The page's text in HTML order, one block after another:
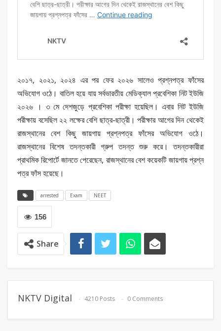
২০১৭, ২০২১, ২০২৪ এর পর ফের ২০২৬ সালেও প্রশ্নপত্র ফাঁসের
অভিযোগ ওঠে। বাতিল হয়ে যায় সর্বভারতীয় মেডিক্যাল প্রবেশিকা নিট ইউজি
২০২৬ । ৩ মে দেশজুড়ে প্রবেশিকা পরীক্ষা হয়েছিল। এবার নিট ইউজি
পরীক্ষায় বসেছিল ২২ লক্ষের বেশি ছাত্র-ছাত্রী। পরীক্ষার আগের দিন থেকেই
রাজস্থানের বেশ কিছু জায়গায় প্রশ্নপত্র ফাঁসের অভিযোগ ওঠে।
রাজস্থানের বিশেষ তদন্তকারী গ্রুপ তদন্ত শুরু করে। তদন্তকারীরা
প্রাথমিক রিপোর্টে জানতে পেরেছেন, রাজস্থানের বেশ কয়েকটি জায়গায় প্রশ্ন
পত্র ফাঁস হয়েছে।
arrested Exam NEET
156
Share
NKTV Digital 4210 Posts 0 Comments